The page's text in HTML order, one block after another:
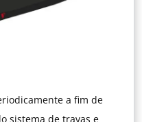
a fim de
sistema de travas e